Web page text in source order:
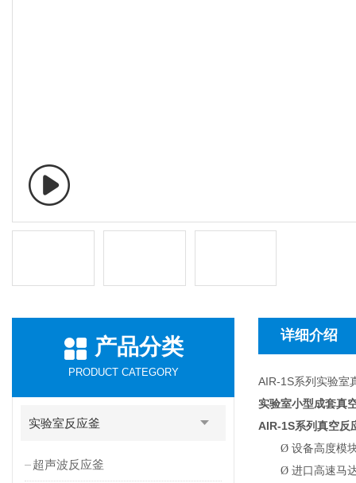
产品分类
PRODUCT CATEGORY
实验室反应釜
超声波反应釜
详细介绍
AIR-1S系列实验室
实验室小型成套真
AIR-1S系列真空反
Ø 设备高度模
Ø 进口高速马